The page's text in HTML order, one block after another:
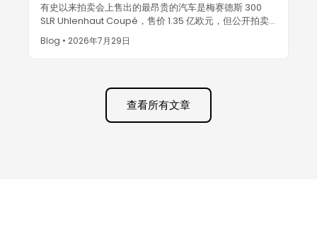
有史以来拍卖会上售出的最昂贵的汽车是梅赛德斯 300
SLR Uhlenhaut Coupé，售价 1.35 亿欧元，但公开拍卖
纪录属于一辆 5170 万美元的法拉利。经过验证的前十名排
名及其价格驱动因素。
Blog • 2026年7月29日
查看所有文章